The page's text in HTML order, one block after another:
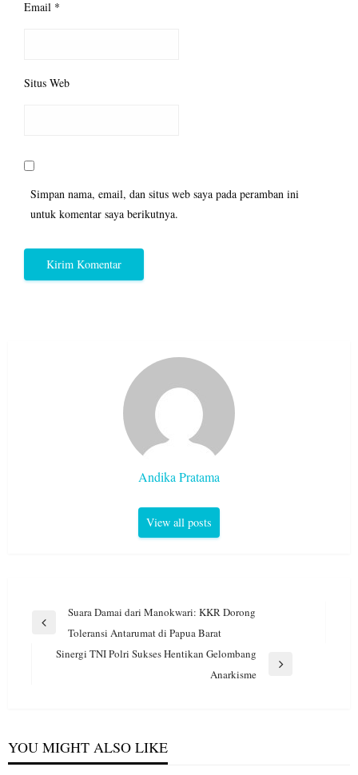
Email *
Situs Web
Simpan nama, email, dan situs web saya pada peramban ini
untuk komentar saya berikutnya.
Andika Pratama
View all posts
Navigasi
Previous
Suara Damai dari Manokwari: KKR Dorong
Toleransi Antarumat di Papua Barat
Sinergi TNI Polri Sukses Hentikan Gelombang
Anarkisme
YOU MIGHT ALSO LIKE